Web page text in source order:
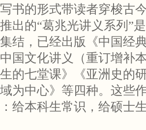
书的形式带读者穿梭古
出的“葛兆光讲义系列”
结，已经出版《中国经
中国文化讲义（重订增补
的七堂课》《亚洲史的
为中心》等四种。这些
给本科生常识，给硕士